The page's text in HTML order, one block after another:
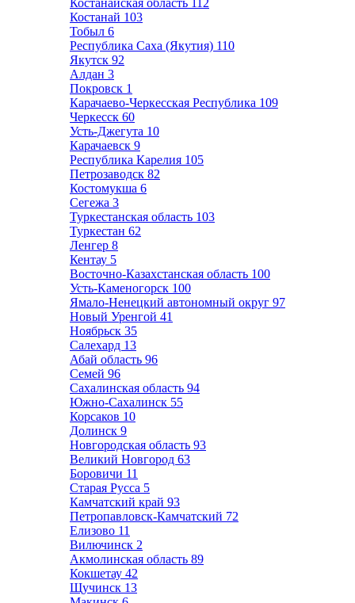
Костанайская область 112
Костанай 103
Тобыл 6
Республика Саха (Якутия) 110
Якутск 92
Алдан 3
Покровск 1
Карачаево-Черкесская Республика 109
Черкесск 60
Усть-Джегута 10
Карачаевск 9
Республика Карелия 105
Петрозаводск 82
Костомукша 6
Сегежа 3
Туркестанская область 103
Туркестан 62
Ленгер 8
Кентау 5
Восточно-Казахстанская область 100
Усть-Каменогорск 100
Ямало-Ненецкий автономный округ 97
Новый Уренгой 41
Ноябрьск 35
Салехард 13
Абай область 96
Семей 96
Сахалинская область 94
Южно-Сахалинск 55
Корсаков 10
Долинск 9
Новгородская область 93
Великий Новгород 63
Боровичи 11
Старая Русса 5
Камчатский край 93
Петропавловск-Камчатский 72
Елизово 11
Вилючинск 2
Акмолинская область 89
Кокшетау 42
Щучинск 13